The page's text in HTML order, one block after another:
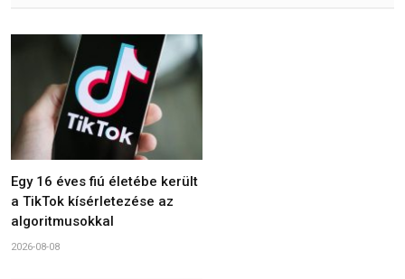
Egy 16 éves fiú életébe került
a TikTok kísérletezése az
algoritmusokkal
2026-08-08